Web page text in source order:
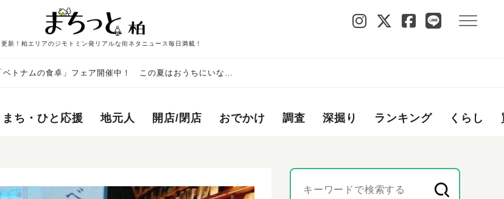
新！柏エリアのジモトミン発リアルな街ネタニュース毎日満載！
ベトナムの食卓」フェア開催中！ この夏はおうちにいなが
まち・ひと応援 地元人 開店/閉店 おでかけ 調査 深掘り ランキング くらし